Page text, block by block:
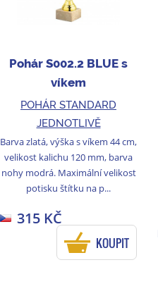
Pohár S002.2 BLUE s
víkem
POHÁR STANDARD
JEDNOTLIVĚ
Barva zlatá, výška s víkem 44 cm,
velikost kalichu 120 mm, barva
nohy modrá. Maximální velikost
potisku štítku na p...
315 KČ
KOUPIT